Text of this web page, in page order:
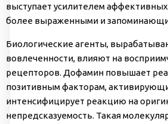
выступает усилителем
более выраженными и
Биологические агенты,
вовлеченности, влияют на
рецепторов. Дофамин повышает
позитивным факторам,
интенсифицирует реакцию на
непредсказуемость. Такая